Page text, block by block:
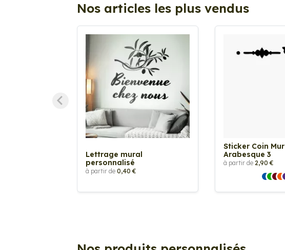
Nos articles les plus vendus
Lettrage mural
personnalisé
à partir de 0,40 €
Sticker Coin Mur
Arabesque 3
à partir de 2,90 €